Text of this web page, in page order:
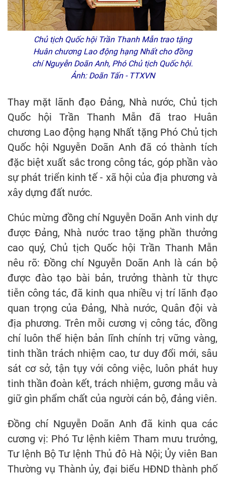
Chủ tịch Quốc hội Trần Thanh Mẫn trao tặng
Huân chương Lao động hạng Nhất cho đồng
chí Nguyễn Doãn Anh, Phó Chủ tịch Quốc hội.
Ảnh: Doãn Tấn - TTXVN
Thay mặt lãnh đạo Đảng, Nhà nước, Chủ tịch
Quốc hội Trần Thanh Mẫn đã trao Huân
chương Lao động hạng Nhất tặng Phó Chủ tịch
Quốc hội Nguyễn Doãn Anh đã có thành tích
đặc biệt xuất sắc trong công tác, góp phần vào
sự phát triển kinh tế - xã hội của địa phương và
xây dựng đất nước.
Chúc mừng đồng chí Nguyễn Doãn Anh vinh dự
được Đảng, Nhà nước trao tặng phần thưởng
cao quý, Chủ tịch Quốc hội Trần Thanh Mẫn
nêu rõ: Đồng chí Nguyễn Doãn Anh là cán bộ
được đào tạo bài bản, trưởng thành từ thực
tiễn công tác, đã kinh qua nhiều vị trí lãnh đạo
quan trọng của Đảng, Nhà nước, Quân đội và
địa phương. Trên mỗi cương vị công tác, đồng
chí luôn thể hiện bản lĩnh chính trị vững vàng,
tinh thần trách nhiệm cao, tư duy đổi mới, sâu
sát cơ sở, tận tụy với công việc, luôn phát huy
tinh thần đoàn kết, trách nhiệm, gương mẫu và
giữ gìn phẩm chất của người cán bộ, đảng viên.
Đồng chí Nguyễn Doãn Anh đã kinh qua các
cương vị: Phó Tư lệnh kiêm Tham mưu trưởng,
Tư lệnh Bộ Tư lệnh Thủ đô Hà Nội; Ủy viên Ban
Thường vụ Thành ủy, đại biểu HĐND thành phố